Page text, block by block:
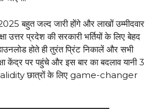
बहुत जल्द जारी होंगे और लाखों उम्मीदवार
उत्तर प्रदेश की सरकारी भर्तियों के लिए बेहद
होते ही तुरंत प्रिंट निकालें और सभी
केंद्र पर पहुंचे और इस बार का बदलाव यानी 3
छात्रों के लिए game-changer